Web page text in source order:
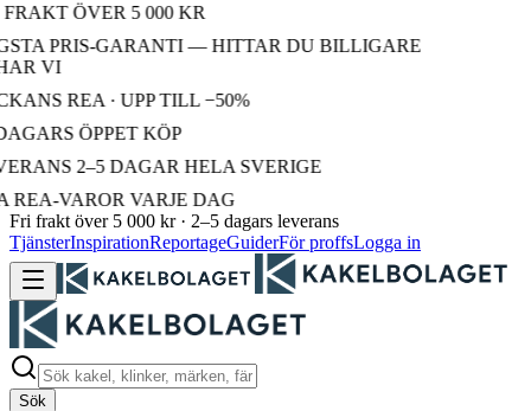
ÖVER 5 000 KR
PRIS-GARANTI — HITTAR DU BILLIGARE
VI
REA · UPP TILL −50%
ÖPPET KÖP
2–5 DAGAR HELA SVERIGE
VAROR VARJE DAG
Fri frakt över 5 000 kr · 2–5 dagars leverans
TjänsterInspirationReportageGuiderFör proffsLogga in
Sök